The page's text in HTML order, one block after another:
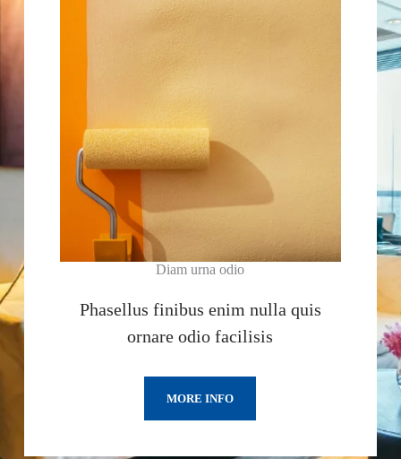
Diam urna odio
Phasellus finibus enim nulla quis
ornare odio facilisis
MORE INFO